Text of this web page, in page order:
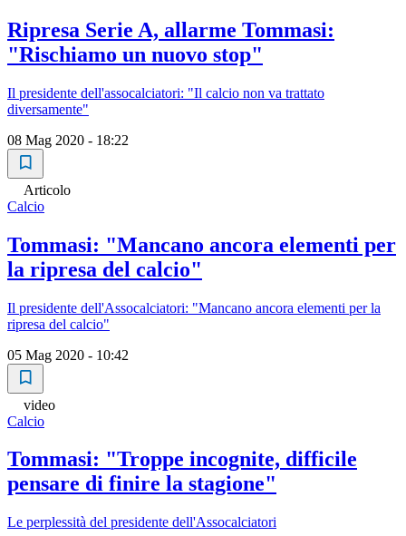
Ripresa Serie A, allarme Tommasi:
"Rischiamo un nuovo stop"
Il presidente dell'assocalciatori: "Il calcio non va trattato
diversamente"
08 Mag 2020 - 18:22
Articolo
Calcio
Tommasi: "Mancano ancora elementi per
la ripresa del calcio"
Il presidente dell'Assocalciatori: "Mancano ancora elementi per la
ripresa del calcio"
05 Mag 2020 - 10:42
video
Calcio
Tommasi: "Troppe incognite, difficile
pensare di finire la stagione"
Le perplessità del presidente dell'Assocalciatori